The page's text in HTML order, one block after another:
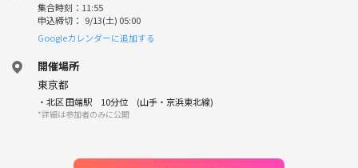
集合時刻：11:55
申込締切： 9/13(土) 05:00
Googleカレンダーに追加する
開催場所
東京都
・北区 田端駅 10分位 (山手・京浜東北線)
*詳細は参加者のみに公開